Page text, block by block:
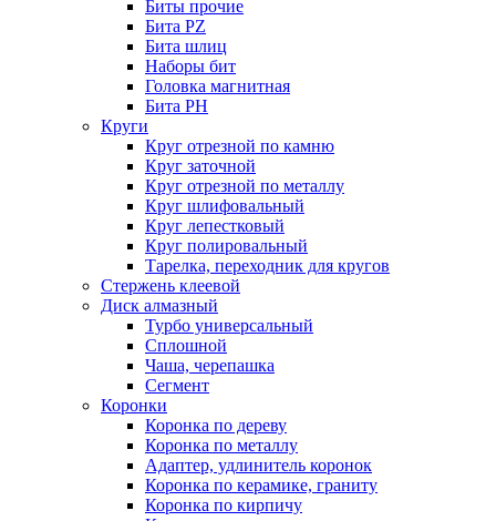
Биты прочие
Бита PZ
Бита шлиц
Наборы бит
Головка магнитная
Бита PH
Круги
Круг отрезной по камню
Круг заточной
Круг отрезной по металлу
Круг шлифовальный
Круг лепестковый
Круг полировальный
Тарелка, переходник для кругов
Стержень клеевой
Диск алмазный
Турбо универсальный
Сплошной
Чаша, черепашка
Сегмент
Коронки
Коронка по дереву
Коронка по металлу
Адаптер, удлинитель коронок
Коронка по керамике, граниту
Коронка по кирпичу